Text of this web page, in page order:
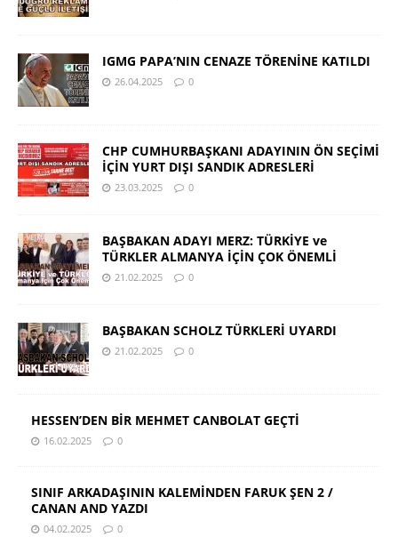
IGMG PAPA’NIN CENAZE TÖRENİNE KATILDI
26.04.2025 0
CHP CUMHURBAŞKANI ADAYININ ÖN SEÇİMİ
İÇİN YURT DIŞI SANDIK ADRESLERİ
23.03.2025 0
BAŞBAKAN ADAYI MERZ: TÜRKİYE ve
TÜRKLER ALMANYA İÇİN ÇOK ÖNEMLİ
21.02.2025 0
BAŞBAKAN SCHOLZ TÜRKLERİ UYARDI
21.02.2025 0
HESSEN’DEN BİR MEHMET CANBOLAT GEÇTİ
16.02.2025 0
SINIF ARKADAŞININ KALEMİNDEN FARUK ŞEN 2 /
CANAN AND YAZDI
04.02.2025 0